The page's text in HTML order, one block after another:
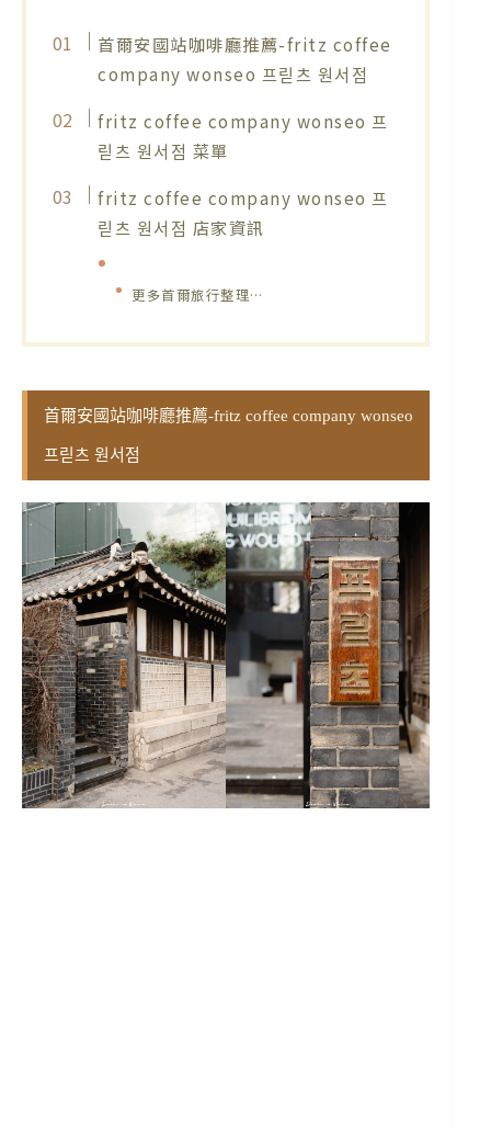
首爾安國站咖啡廳推薦-fritz coffee
company wonseo 프릳츠 원서점
fritz coffee company wonseo 프
릳츠 원서점 菜單
fritz coffee company wonseo 프
릳츠 원서점 店家資訊
更多首爾旅行整理…
首爾安國站咖啡廳推薦-fritz coffee company wonseo
프릳츠 원서점